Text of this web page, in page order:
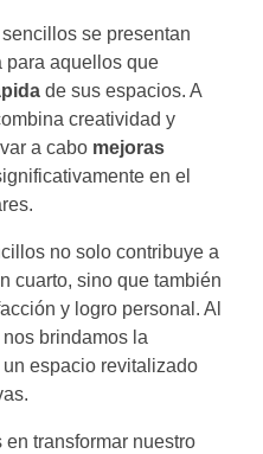
se presentan
para aquellos que
de sus espacios. A
creatividad y
a cabo mejoras
en el
no solo contribuye a
cuarto, sino que también
y logro personal. Al
brindamos la
espacio revitalizado
transformar nuestro